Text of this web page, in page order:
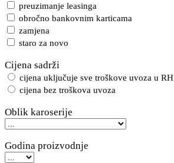
preuzimanje leasinga
obročno bankovnim karticama
zamjena
staro za novo
Cijena sadrži
cijena uključuje sve troškove uvoza u RH
cijena bez troškova uvoza
Oblik karoserije
Godina proizvodnje